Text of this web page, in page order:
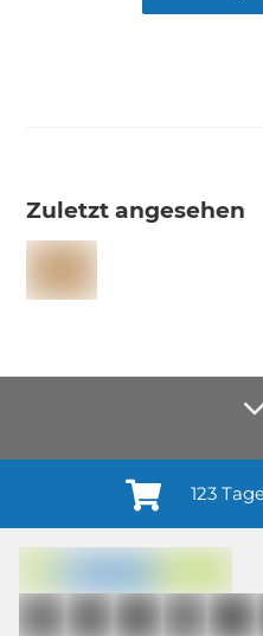
Zuletzt angesehen
casando (Holz-Richter GmbH) sowie
123